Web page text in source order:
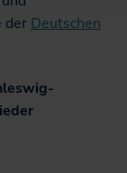
der Deutschen